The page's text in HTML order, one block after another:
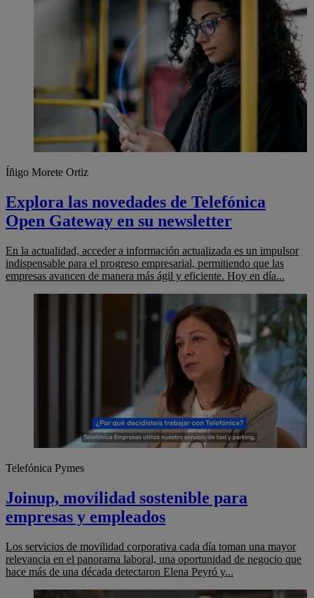
Íñigo Morete Ortiz
Explora las novedades de Telefónica
Open Gateway en su newsletter
En la actualidad, acceder a información actualizada es un impulsor
indispensable para el progreso empresarial, permitiendo que las
empresas avancen de manera más ágil y eficiente. Hoy en día...
Telefónica Pymes
Joinup, movilidad sostenible para
empresas y empleados
Los servicios de movilidad corporativa cada día toman una mayor
relevancia en el panorama laboral, una oportunidad de negocio que
hace más de una década detectaron Elena Peyró y...